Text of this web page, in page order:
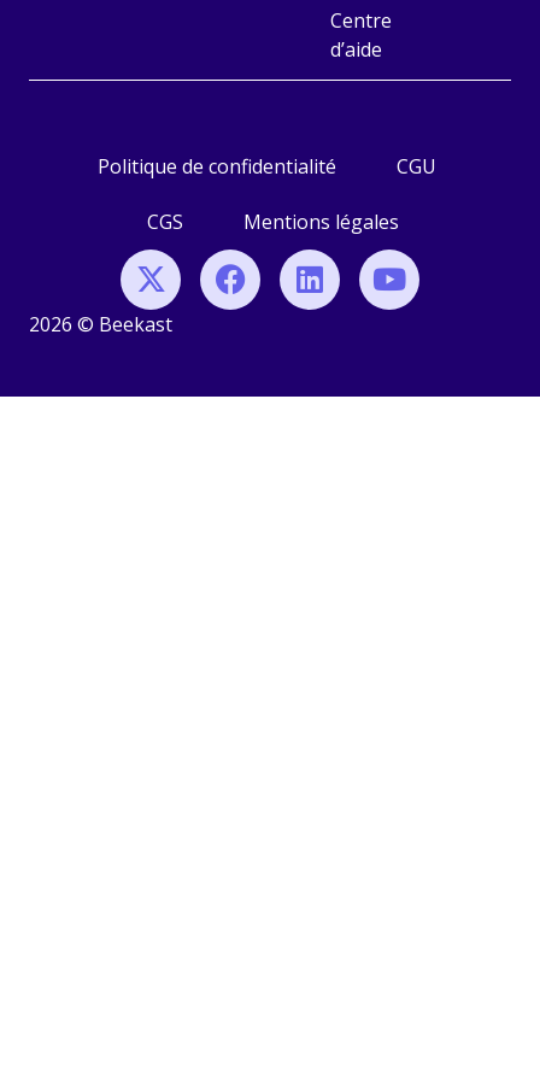
Centre
d’aide
2026 © Beekast
Politique de confidentialité CGU
CGS Mentions légales